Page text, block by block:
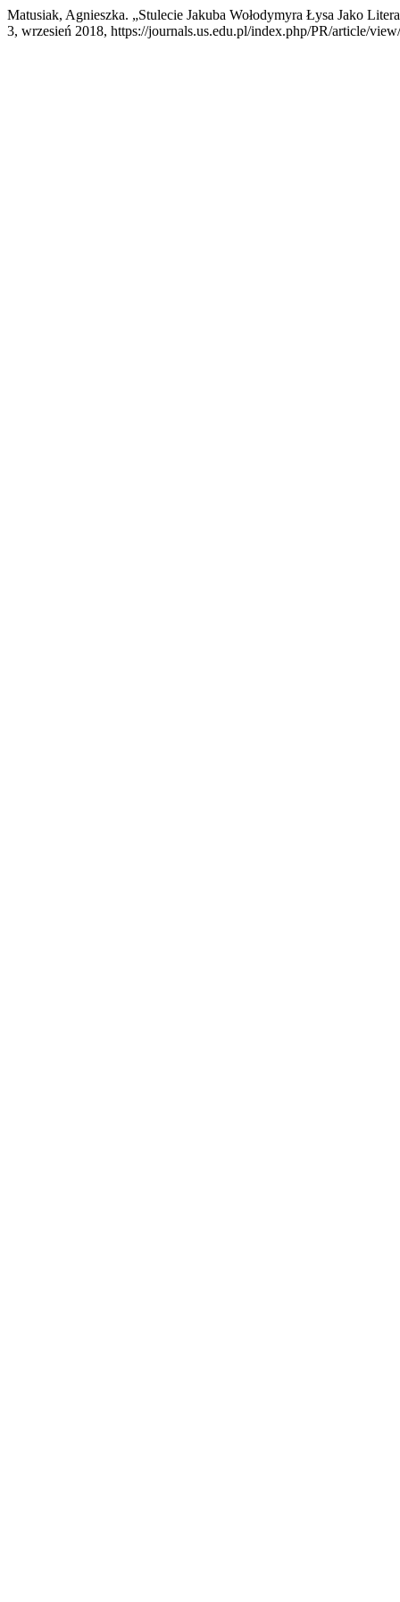
Matusiak, Agnieszka. „Stulecie Jakuba Wołodymyra Łysa Jako
3, wrzesień 2018, https://journals.us.edu.pl/index.php/PR/article/